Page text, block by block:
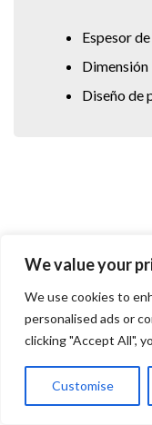
We value your
We use cookies to
personalised ads or
clicking "Accept All",
Customise
Espesor
Dimensión
Diseño de